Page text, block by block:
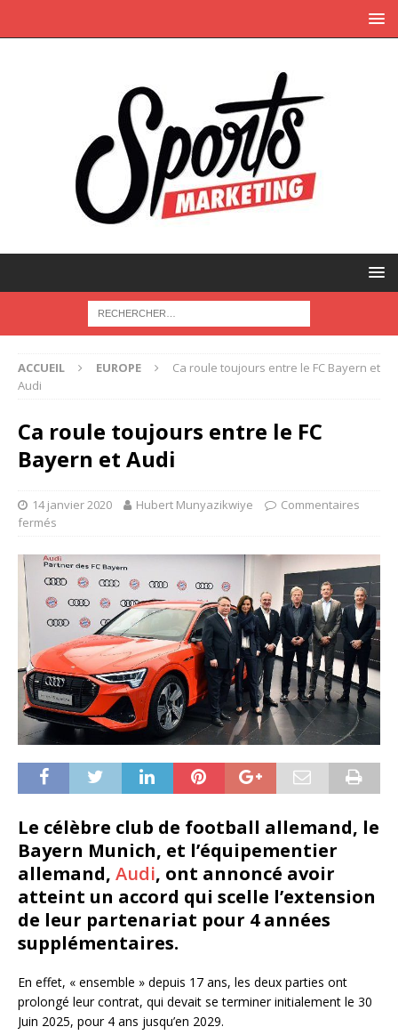
ACCUEIL EUROPE
Ca roule toujours entre le FC Bayern et
Audi
Ca roule toujours entre le FC
Bayern et Audi
14 janvier 2020 Hubert Munyazikwiye
Commentaires
fermés
Le célèbre club de football allemand, le
Bayern Munich, et l’équipementier
allemand, Audi, ont annoncé avoir
atteint un accord qui scelle l’extension
de leur partenariat pour 4 années
supplémentaires.
En effet, « ensemble » depuis 17 ans, les deux parties ont
prolongé leur contrat, qui devait se terminer initialement le 30
Juin 2025, pour 4 ans jusqu’en 2029.